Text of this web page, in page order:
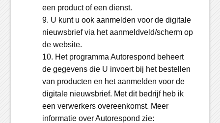
een product of een dienst.
U kunt u ook aanmelden voor de digitale
nieuwsbrief via het aanmeldveld/scherm op
de website.
Het programma Autorespond beheert
de gegevens die U invoert bij het bestellen
van producten en het aanmelden voor de
digitale nieuwsbrief. Met dit bedrijf heb ik
een verwerkers overeenkomst. Meer
informatie over Autorespond zie: